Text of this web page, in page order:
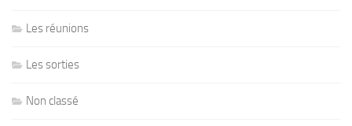
Les réunions
Les sorties
Non classé